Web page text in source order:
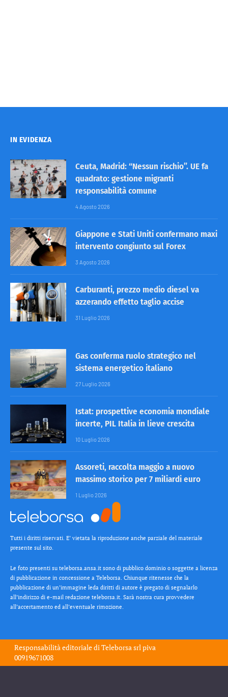
IN EVIDENZA
Ceuta, Madrid: “Nessun rischio”. UE fa
quadrato: gestione migranti
responsabilità comune
4 Agosto 2026
Giappone e Stati Uniti confermano maxi
intervento congiunto sul Forex
3 Agosto 2026
Carburanti, prezzo medio diesel va
azzerando effetto taglio accise
31 Luglio 2026
Gas conferma ruolo strategico nel
sistema energetico italiano
27 Luglio 2026
Istat: prospettive economia mondiale
incerte, PIL Italia in lieve crescita
10 Luglio 2026
Assoreti, raccolta maggio a nuovo
massimo storico per 7 miliardi euro
1 Luglio 2026
Tutti i diritti riservati. E’ vietata la riproduzione anche parziale del materiale
presente sul sito.
Le foto presenti su teleborsa.ansa.it sono di pubblico dominio o soggette a licenza
di pubblicazione in concessione a Teleborsa. Chiunque ritenesse che la
pubblicazione di un’immagine leda diritti di autore è pregato di segnalarlo
all’indirizzo di e-mail redazione teleborsa.it. Sarà nostra cura provvedere
all’accertamento ed all’eventuale rimozione.
Responsabilità editoriale diTeleborsa srlpiva
00919671008